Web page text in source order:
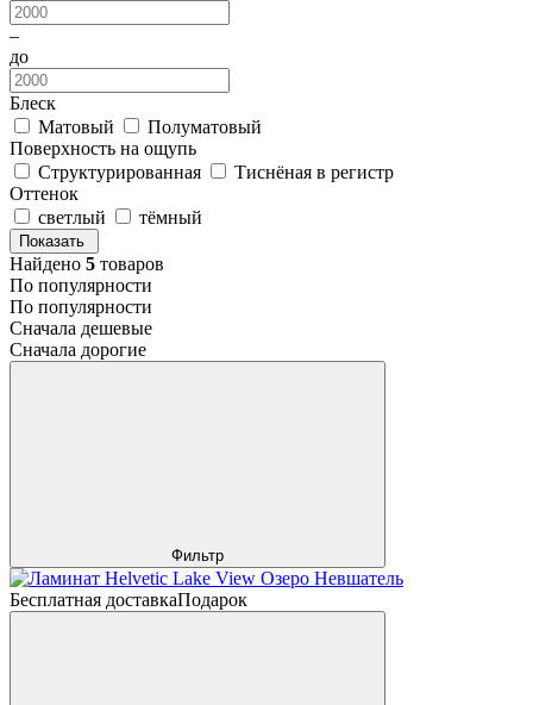
–
до
Блеск
Матовый
Полуматовый
Поверхность на ощупь
Структурированная
Тиснёная в регистр
Оттенок
светлый
тёмный
Показать
Найдено 5 товаров
По популярности
По популярности
Сначала дешевые
Сначала дорогие
Фильтр
Бесплатная доставкаПодарок